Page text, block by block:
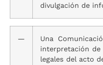
divulgación de
—
Una
interpretación
legales del acto